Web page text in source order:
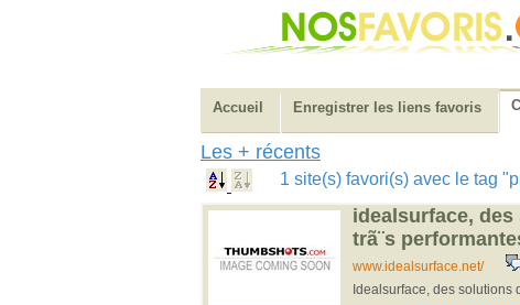
Accueil Enregistrer les liens favoris
Les + récents
1 site(s) favori(s) avec le tag
idealsurface,
trã¨s
www.idealsurface.net/
Idealsurface, des solutions